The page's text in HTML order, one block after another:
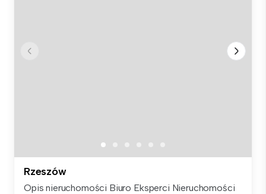
Rzeszów
Opis nieruchomości Biuro Eksperci Nieruchomości